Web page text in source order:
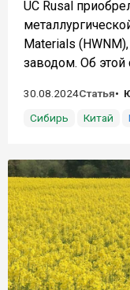
UC Rusal
Materials
заводом. Об этой
30.08.2024Статья
Сибирь
Китай